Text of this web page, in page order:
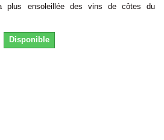
plus ensoleillée des vins de côtes du
Disponible